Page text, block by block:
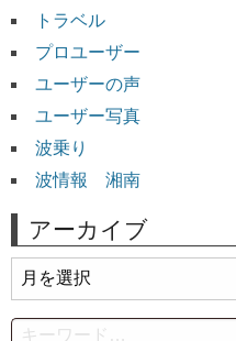
トラベル
プロユーザー
ユーザーの声
ユーザー写真
波乗り
波情報 湘南
アーカイブ
ー
カSearch